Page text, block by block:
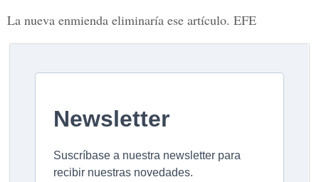
La nueva enmienda eliminaría ese artículo. EFE